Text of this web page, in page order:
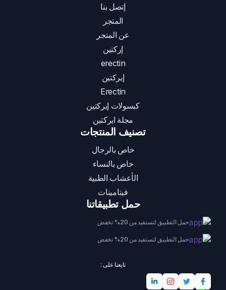
إتصل بنا
المتجر
عن المتجر
إركتين
erectin
إيركتين
Erectin
كبسولات إيركتين
مجلة ايركتين
تصنيف المنتجات
خاص بالرجال
خاص بالنساء
الأعشاب الطبية
فيتامينات
حمل تطبيقاتنا
حمل التطبيق لتستفيد من 20% تخفض
حمل التطبيق لتستفيد من 20% تخفض
تابعنا على :